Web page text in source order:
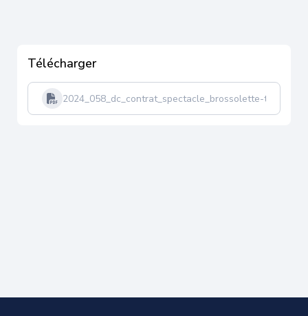
Télécharger
2024_058_dc_contrat_spectacle_brossolette-tampon